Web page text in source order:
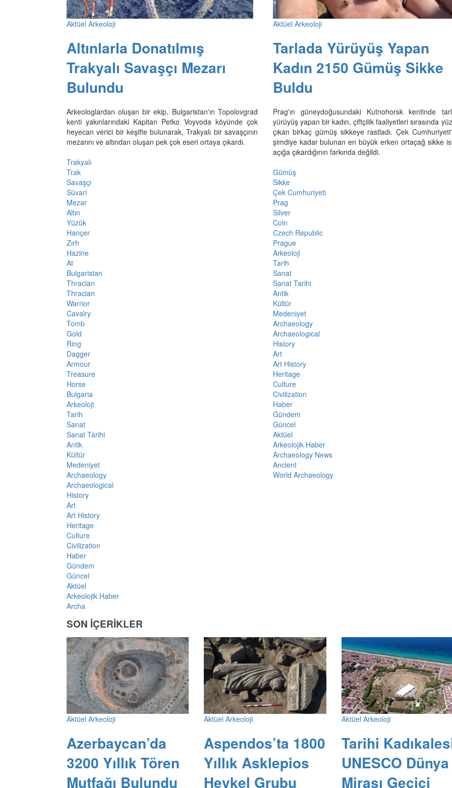
Aktüel Arkeoloji
Altınlarla Donatılmış
Trakyalı Savaşçı Mezarı
Bulundu
Arkeologlardan oluşan bir ekip, Bulgaristan'ın Topolovgrad
kenti yakınlarındaki Kapitan Petko Voyvoda köyünde çok
heyecan verici bir keşifte bulunarak, Trakyalı bir savaşçının
mezarını ve altından oluşan pek çok eseri ortaya çıkardı.
Trakyalı
Trak
Savaşçı
Süvari
Mezar
Altın
Yüzük
Hançer
Zırh
Hazine
At
Bulgaristan
Thracian
Thracian
Warrior
Cavalry
Tomb
Gold
Ring
Dagger
Armour
Treasure
Horse
Bulgaria
Arkeoloji
Tarih
Sanat
Sanat Tarihi
Antik
Kültür
Medeniyet
Archaeology
Archaeological
History
Art
Art History
Heritage
Culture
Civilization
Haber
Gündem
Güncel
Aktüel
Arkeolojik Haber
Archa
Aktüel Arkeoloji
Tarlada Yürüyüş Yapan
Kadın 2150 Gümüş Sikke
Buldu
Prag'ın güneydoğusundaki Kutnohorsk kentinde
yürüyüş yapan bir kadın, çiftçilik faaliyetleri sırasında
çıkan birkaç gümüş sikkeye rastladı. Çek
şimdiye kadar bulunan en büyük erken ortaçağ sikke
açığa çıkardığının farkında değildi.
Gümüş
Sikke
Çek Cumhuriyeti
Prag
Silver
Coin
Czech Republic
Prague
Arkeoloji
Tarih
Sanat
Sanat Tarihi
Antik
Kültür
Medeniyet
Archaeology
Archaeological
History
Art
Art History
Heritage
Culture
Civilization
Haber
Gündem
Güncel
Aktüel
Arkeolojik Haber
Archaeology News
Ancient
World Archaeology
SON İÇERİKLER
Aktüel Arkeoloji
Azerbaycan’da
3200 Yıllık Tören
Mutfağı Bulundu
Aktüel Arkeoloji
Aspendos’ta 1800
Yıllık Asklepios
Heykel Grubu
Aktüel Arkeoloji
Tarihi
UNESCO Dünya
Mirası Geçici